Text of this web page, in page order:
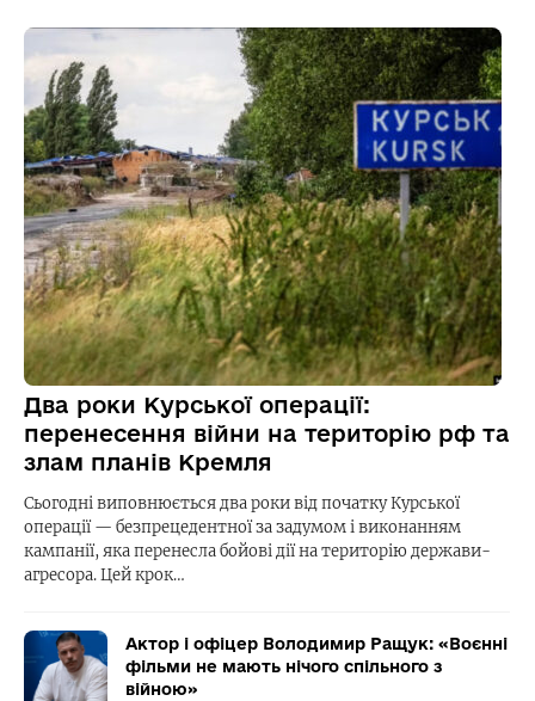
Два роки Курської операції:
перенесення війни на територію рф та
злам планів Кремля
Сьогодні виповнюється два роки від початку Курської
операції — безпрецедентної за задумом і виконанням
кампанії, яка перенесла бойові дії на територію держави-
агресора. Цей крок…
Актор і офіцер Володимир Ращук: «Воєнні
фільми не мають нічого спільного з
війною»